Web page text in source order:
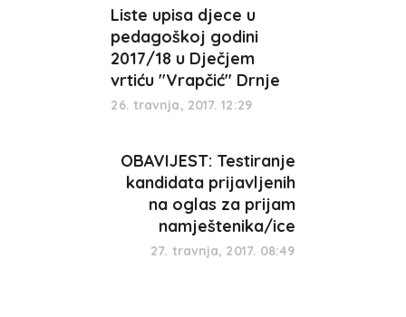
Liste upisa djece u
pedagoškoj godini
2017/18 u Dječjem
vrtiću "Vrapčić" Drnje
26. travnja, 2017. 12:29
OBAVIJEST: Testiranje
kandidata prijavljenih
na oglas za prijam
namještenika/ice
27. travnja, 2017. 08:49